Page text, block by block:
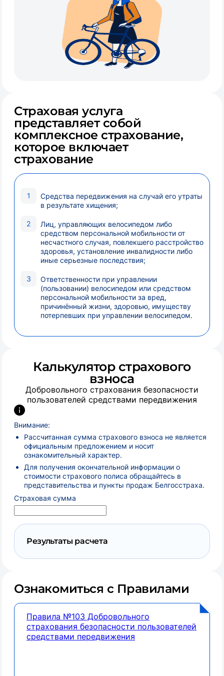
Страховая услуга
представляет собой
комплексное страхование,
которое включает
страхование
Средства передвижения на случай его утраты
в результате хищения;
Лиц, управляющих велосипедом либо
средством персональной мобильности от
несчастного случая, повлекшего расстройство
здоровья, установление инвалидности либо
иные серьезные последствия;
Ответственности при управлении
(пользовании) велосипедом или средством
персональной мобильности за вред,
причинённый жизни, здоровью, имуществу
потерпевших при управлении велосипедом.
Калькулятор страхового
взноса
Добровольного страхования безопасности
пользователей средствами передвижения
Внимание:
Рассчитанная сумма страхового взноса не является
официальным предложением и носит
ознакомительный характер.
Для получения окончательной информации о
стоимости страхового полиса обращайтесь в
представительства и пункты продаж Белгосстраха.
Страховая сумма
Результаты расчета
Ознакомиться с Правилами
Правила №103 Добровольного
страхования безопасности пользователей
средствами передвижения